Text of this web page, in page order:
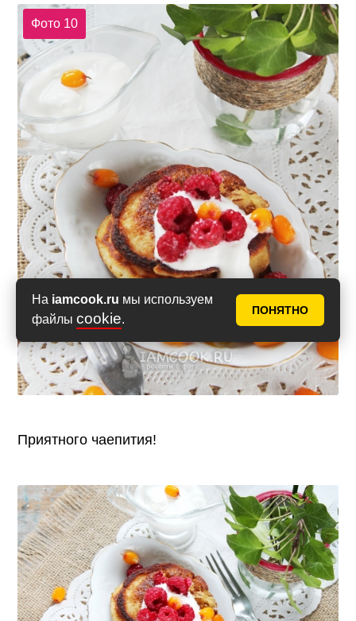
На iamcook.ru мы используем
файлы cookie.
ПОНЯТНО
Фото 10
Приятного чаепития!